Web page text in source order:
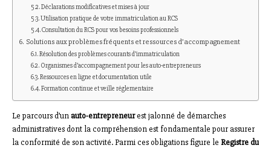
Déclarations modificatives et mises à jour
Utilisation pratique de votre immatriculation au RCS
Consultation du RCS pour vos besoins professionnels
Solutions aux problèmes fréquents et ressources d’accompagnement
Résolution des problèmes courants d’immatriculation
Organismes d’accompagnement pour les auto-entrepreneurs
Ressources en ligne et documentation utile
Formation continue et veille réglementaire
Le parcours d’unauto-entrepreneurest jalonné de démarches
administratives dont la compréhension est fondamentale pour assurer
la conformité de son activité. Parmi ces obligations figure le Registre du